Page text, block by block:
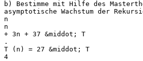
b) Bestimme mit Hilfe des
asymptotische Wachstum der
n
n
+ 3n + 37 &middot; T
.
T (n) = 27 &middot; T
4